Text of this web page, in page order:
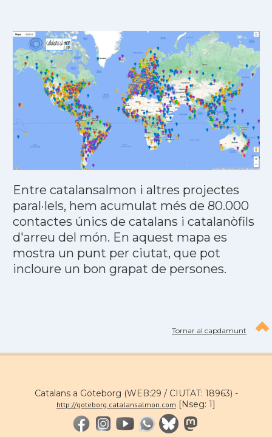
Entre catalansalmon i altres projectes
paral·lels, hem acumulat més de 80.000
contactes únics de catalans i catalanòfils
d'arreu del món. En aquest mapa es
mostra un punt per ciutat, que pot
incloure un bon grapat de persones.
Tornar al capdamunt
Catalans a Göteborg (WEB:29 / CIUTAT: 18963) -
http://goteborg.catalansalmon.com [Nseg: 1]